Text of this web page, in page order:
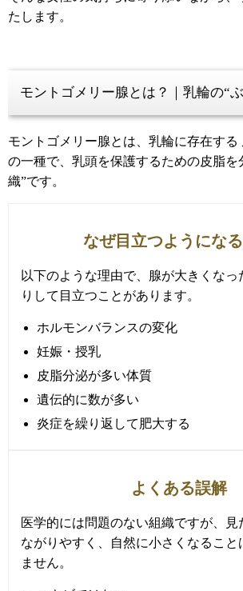
たします。
モントゴメリー腺とは？｜乳輪の“
モントゴメリー腺とは、乳輪に存在する
の一種で、乳頭を保護するための皮脂を
織”です。
なぜ目立つようにな
以下のような理由で、腺が大きくなっ
りして目立つことがあります。
ホルモンバランスの変化
妊娠・授乳
皮脂分泌が多い体質
遺伝的に数が多い
炎症を繰り返して肥大する
よくある誤解
医学的には問題のない組織ですが、見
ながりやすく、自然に小さくなること
ません。